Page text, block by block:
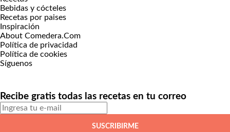
Bebidas y cócteles
Recetas por paises
Inspiración
About Comedera.Com
Política de privacidad
Política de cookies
Síguenos
Recibe gratis todas las recetas en tu correo
SUSCRIBIRME